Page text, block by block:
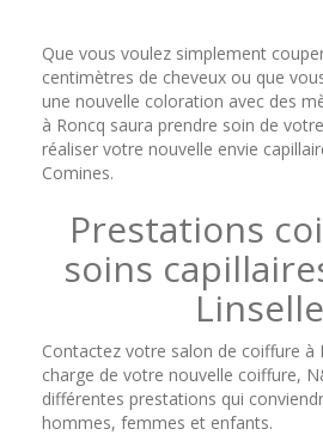
Que vous voulez simplement
centimètres de cheveux ou que
une nouvelle coloration avec des
à Roncq saura prendre soin de
réaliser votre nouvelle envie
Comines.
Prestations
soins
Contactez votre salon de coiffure à
charge de votre nouvelle coiffure,
différentes prestations qui
hommes, femmes et enfants.